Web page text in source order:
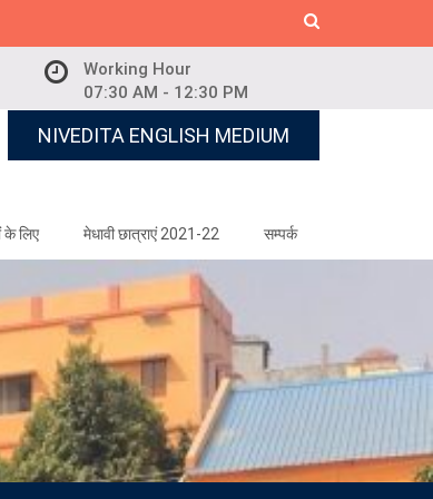
Working Hour
07:30 AM - 12:30 PM
NIVEDITA ENGLISH MEDIUM
के लिए मेधावी छात्राएं 2021-22 सम्पर्क